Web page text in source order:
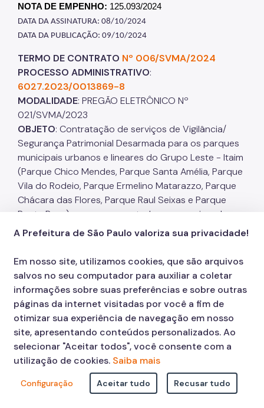
NOTA DE EMPENHO: 125.093/2024
DATA DA ASSINATURA: 08/10/2024
DATA DA PUBLICAÇÃO: 09/10/2024
TERMO DE CONTRATO Nº 006/SVMA/2024
PROCESSO ADMINISTRATIVO:
6027.2023/0013869-8
MODALIDADE: PREGÃO ELETRÔNICO Nº
021/SVMA/2023
OBJETO: Contratação de serviços de Vigilância/
Segurança Patrimonial Desarmada para os parques
municipais urbanos e lineares do Grupo Leste - Itaim
(Parque Chico Mendes, Parque Santa Amélia, Parque
Vila do Rodeio, Parque Ermelino Matarazzo, Parque
Chácara das Flores, Parque Raul Seixas e Parque
Ponte Rasa), a serem executados com regime de
dedicação exclusiva de mão de obra, conforme
Referência, Anexo II, parte integrante deste Edital.
CONTRATANTE
: PREFEITURA DO MUNICÍPIO DE SÃO
PAULO – SECRETARIA MUNICIPAL DO VERDE E DO
MEIO AMBIENTE - SVMA – CNPJ Nº 74.118.514/0001-
82.
CONTRATADA
: CARRARA SERVIÇOS DE SEGURANÇA
E VIGILÂNCIA LTDA. – CNPJ Nº 13.468.972/0001-57.
VALOR DO CONTRATO : R$ 9.850.982,59 (nove
milhões, oitocentos e cinquenta mil novecentos e
oitenta e dois reais e cinquenta e nove centavos).
A Prefeitura de São Paulo valoriza sua privacidade!
Em nosso site, utilizamos cookies, que são arquivos
salvos no seu computador para auxiliar a coletar
informações sobre suas preferências e sobre outras
páginas da internet visitadas por você a fim de
otimizar sua experiência de navegação em nosso
site, apresentando conteúdos personalizados. Ao
selecionar "Aceitar todos", você consente com a
utilização de cookies. Saiba mais
Configuração Aceitar tudo Recusar tudo